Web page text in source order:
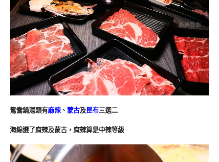
鴛鴦鍋湯頭有麻辣、 蒙古及昆布三選二
海綿選了麻辣及蒙古，麻辣算是中辣等級